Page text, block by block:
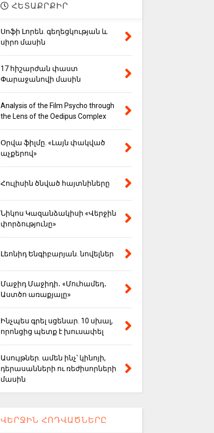
ՀԵՏԱՔՐՔԻՐ
Սոֆի Լորեն. գեղեցկության և
սիրո մասին
17 հիշարժան փաստ
Փարաջանովի մասին
Analysis of the Film Psycho through
the Lens of the Oedipus Complex
Օրվա ֆիլմը. «Լայն փակված
աչքերով»
Հուլիսին ծնված հայտնիները
Նիկոս Կազանձակիսի «Վերջին
փորձությունը»
Լեոնիդ Ենգիբարյան. նովելներ
Մաջիդ Մաջիդի․ «Մուհամեդ․
Աստծո առաքյալը»
Ինչպես գրել սցենար. 10 սխալ,
որոնցից պետք է խուսափել
Ասույթներ. ամեն ինչ՝ կինոյի,
դերասանների ու ռեժիսորների
մասին
ՎԵՐՋԻՆ ՀՈԴՎԱԾՆԵՐԸ